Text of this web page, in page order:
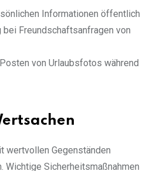
Informationen öffentlich
Freundschaftsanfragen von
von Urlaubsfotos während
wertvollen Gegenständen
Wichtige Sicherheitsmaßnahmen